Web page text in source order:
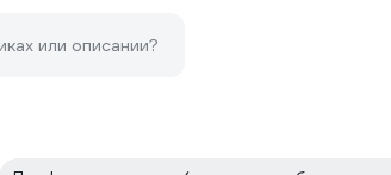
или описании?